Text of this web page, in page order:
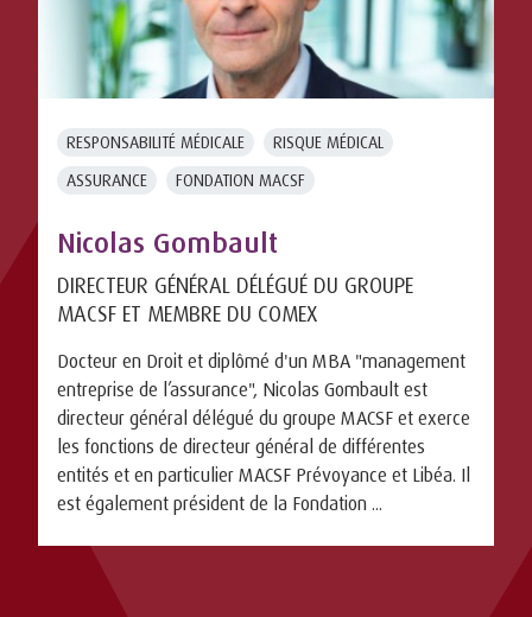
RESPONSABILITÉ MÉDICALE
RISQUE MÉDICAL
ASSURANCE
FONDATION MACSF
Nicolas Gombault
DIRECTEUR GÉNÉRAL DÉLÉGUÉ DU GROUPE
MACSF ET MEMBRE DU COMEX
Docteur en Droit et diplômé d'un MBA "management
entreprise de l’assurance", Nicolas Gombault est
directeur général délégué du groupe MACSF et exerce
les fonctions de directeur général de différentes
entités et en particulier MACSF Prévoyance et Libéa. Il
est également président de la Fondation ...